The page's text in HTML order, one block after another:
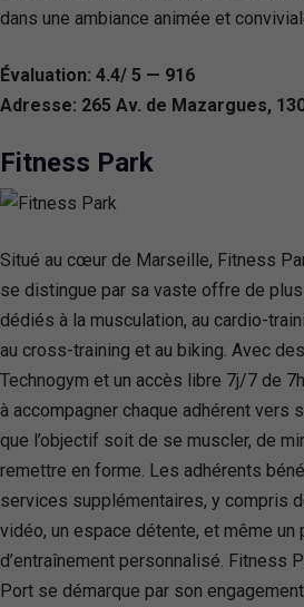
dans une ambiance animée et
Évaluation: 4.4/ 5 — 916
Adresse: 265 Av. de Mazargues,
Fitness Park
Situé au cœur de Marseille, Fitness
se distingue par sa vaste offre de plus
dédiés à la musculation, au cardio-
au cross-training et au biking. Avec
Technogym et un accès libre 7j/7 de
à accompagner chaque adhérent vers
que l’objectif soit de se muscler, de
remettre en forme. Les adhérents
services supplémentaires, y compris
vidéo, un espace détente, et même un
d’entraînement personnalisé. Fitness
Port se démarque par son